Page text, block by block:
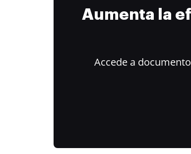
Aumenta la
Accede a